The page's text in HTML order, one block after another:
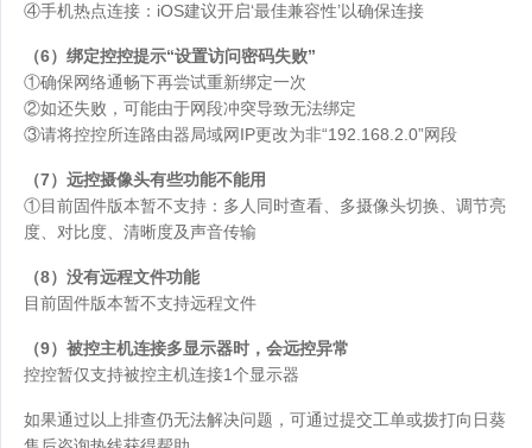
④手机热点连接：iOS建议开启‘最佳兼容性’以确保连接
（6）绑定控控提示“设置访问密码失败”
①确保网络通畅下再尝试重新绑定一次
②如还失败，可能由于网段冲突导致无法绑定
③请将控控所连路由器局域网IP更改为非“192.168.2.0”网段
（7）远控摄像头有些功能不能用
①目前固件版本暂不支持：多人同时查看、多摄像头切换、调节亮
度、对比度、清晰度及声音传输
（8）没有远程文件功能
目前固件版本暂不支持远程文件
（9）被控主机连接多显示器时，会远控异常
控控暂仅支持被控主机连接1个显示器
如果通过以上排查仍无法解决问题，可通过提交工单或拨打向日葵